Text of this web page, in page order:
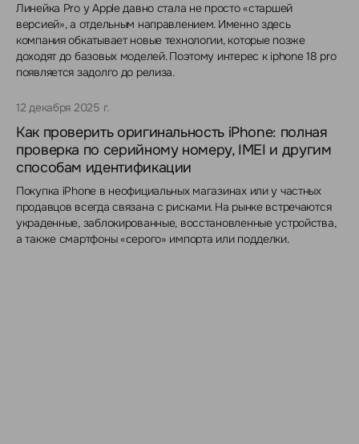
Линейка Pro у Apple давно стала не просто «старшей
версией», а отдельным направлением. Именно здесь
компания обкатывает новые технологии, которые позже
доходят до базовых моделей. Поэтому интерес к iphone 18 pro
появляется задолго до релиза.
12 декабря 2025 г.
Как проверить оригинальность iPhone: полная
проверка по серийному номеру, IMEI и другим
способам идентификации
Покупка iPhone в неофициальных магазинах или у частных
продавцов всегда связана с рисками. На рынке встречаются
украденные, заблокированные, восстановленные устройства,
а также смартфоны «серого» импорта или подделки.